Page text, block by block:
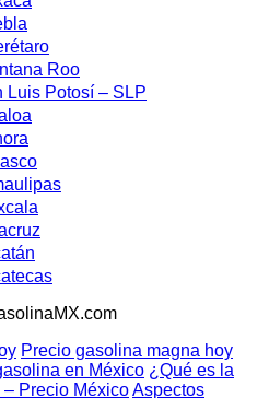
Roo
Luis Potosí – SLP
Precio gasolina magna hoy
en México ¿Qué es la
Precio MéxicoAspectos